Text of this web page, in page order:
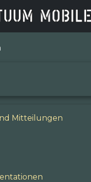
Mitteilungen